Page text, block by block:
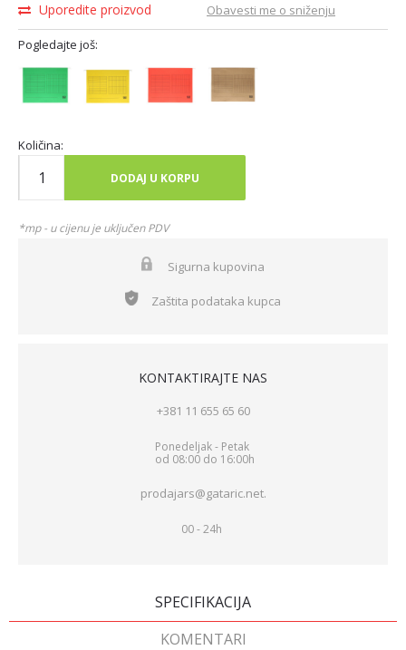
Uporedite proizvod Obavesti me o sniženju
Pogledajte još:
Količina:
DODAJ U KORPU
*mp - u cijenu je uključen PDV
Sigurna kupovina
Zaštita podataka kupca
KONTAKTIRAJTE NAS
+381 11 655 65 60
Ponedeljak - Petak
od 08:00 do 16:00h
prodajars@gataric.net.
00 - 24h
SPECIFIKACIJA
KOMENTARI